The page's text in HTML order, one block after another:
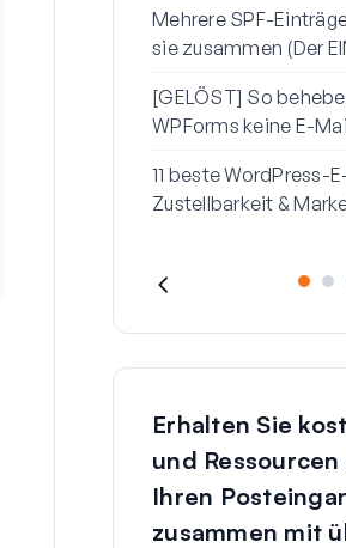
Mehrere SPF-
sie zusammen (Der
[GELÖST] So
WPForms keine E-
11 beste WordPress-
Zustellbarkeit &
Erhalten Sie
und
Ihren
zusammen mit